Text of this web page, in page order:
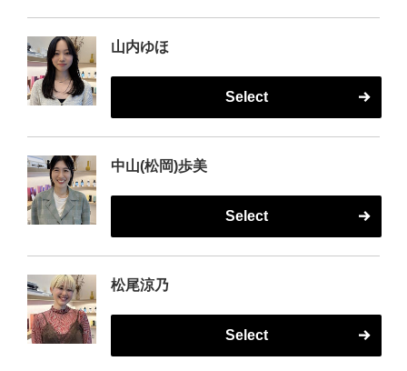
山内ゆほ
Select
中山(松岡)歩美
Select
松尾涼乃
Select